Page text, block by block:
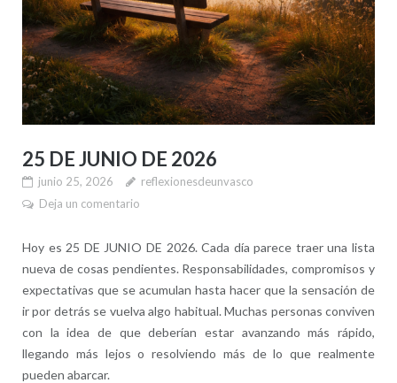
25 DE JUNIO DE 2026
junio 25, 2026
reflexionesdeunvasco
Deja un comentario
Hoy es 25 DE JUNIO DE 2026. Cada día parece traer una lista
nueva de cosas pendientes. Responsabilidades, compromisos y
expectativas que se acumulan hasta hacer que la sensación de
ir por detrás se vuelva algo habitual. Muchas personas conviven
con la idea de que deberían estar avanzando más rápido,
llegando más lejos o resolviendo más de lo que realmente
pueden abarcar.